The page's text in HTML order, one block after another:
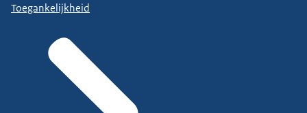
Toegankelijkheid